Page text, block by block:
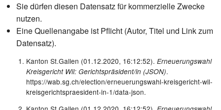
Sie dürfen diesen Datensatz für kommerzielle Zwecke
nutzen.
Eine Quellenangabe ist Pflicht (Autor, Titel und Link zum
Datensatz).
Kanton St.Gallen (01.12.2020, 16:12:52). Erneuerungswahl
Kreisgericht Wil: Gerichtspräsident/in (JSON).
https://wab.sg.ch/election/erneuerungswahl-kreisgericht-wil-
kreisgerichtspraesident-in-1/data-json.